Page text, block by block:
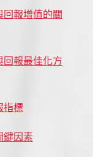
報增值的關
回報最佳化方
指標
鍵因素